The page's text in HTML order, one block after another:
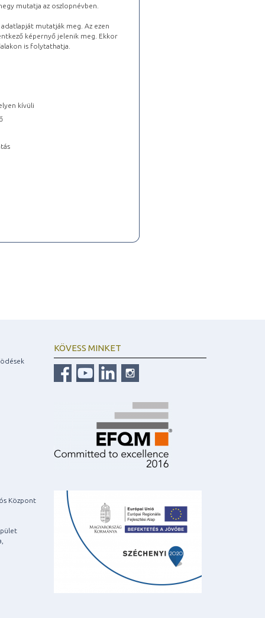
mutatja az oszlopnévben.
mutatják meg. Az ezen
képernyő jelenik meg. Ekkor
is folytathatja.
kívüli
Központ
KÖVESS MINKET